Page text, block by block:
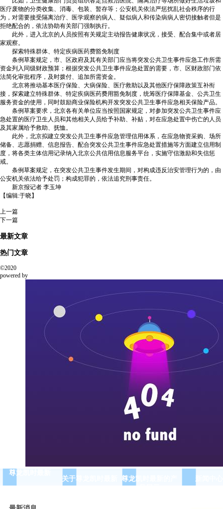
医疗废物的分类收集、消毒、包装、暂存等；公安机关依法严惩扰乱社会秩序的行
为，对需要接受隔离治疗、医学观察的病人、疑似病人和传染病病人密切接触者但是
拒绝配合的，依法协助有关部门强制执行。
此外，进入北京的人员按照有关规定主动报告健康状况，接受、配合集中或者居
家观察。
探索特殊群体、特定疾病医药费豁免制度
条例草案规定，市、区政府及其有关部门应当将突发公共卫生事件应急工作所需
资金列入同级财政预算；根据突发公共卫生事件应急处置的需要，市、区财政部门依
法简化审批程序，及时拨付、追加所需资金。
北京将推动基本医疗保险、大病保险、医疗救助以及其他医疗保障政策互补衔
接，探索建立特殊群体、特定疾病医药费用豁免制度，统筹医疗保障基金、公共卫生
服务资金的使用，同时鼓励商业保险机构开发突发公共卫生事件应急相关保险产品。
条例草案要求，北京各有关单位应当按照国家规定，对参加突发公共卫生事件应
急处置的医疗卫生人员和其他相关人员给予补助、补贴，对在应急处置中伤亡的人员
及其家属给予救助、抚恤。
此外，北京拟建立突发公共卫生事件应急管理信用体系，在应急物资采购、场所
储备、志愿捐赠、信息报告、配合突发公共卫生事件应急处置措施等方面建立信用制
度，将各类主体信用记录纳入北京公共信用信息服务平台，实施守信激励和失信惩
戒。
条例草案规定，在突发公共卫生事件发生期间，对构成违反治安管理行为的，由
公安机关依法给予处罚；构成犯罪的，依法追究刑事责任。
新京报记者 李玉坤
【编辑:于晓】
上一篇
下一篇
最新文章
热门文章
©2020
powered by
尊龙凯时最新
关于尊龙凯时最新
尊龙凯时最新的产
新闻中心